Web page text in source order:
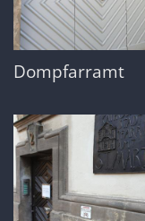
Dompfarramt